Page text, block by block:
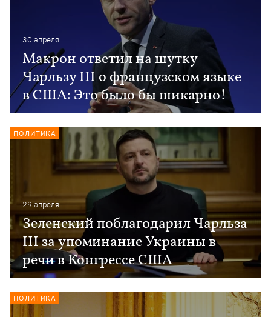
30 апреля
Макрон ответил на шутку
Чарльзу III о французском языке
в США: Это было бы шикарно!
29 апреля
Зеленский поблагодарил Чарльза
III за упоминание Украины в
речи в Конгрессе США
ПОЛИТИКА
ПОЛИТИКА